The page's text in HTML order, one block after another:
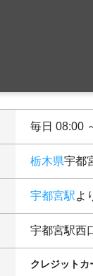
毎日 08:00
栃木県宇都
宇都宮駅よ
宇都宮駅西
クレジットカ